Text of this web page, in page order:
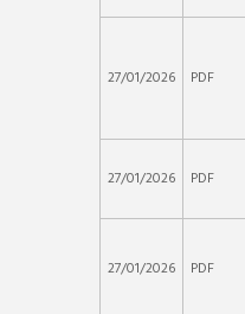
27/01/2026 PDF
27/01/2026 PDF
27/01/2026 PDF